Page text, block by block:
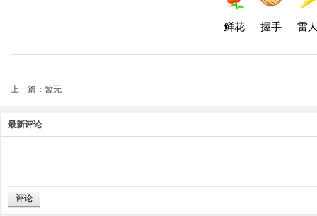
鲜花 握手 雷
上一篇：暂无
最新评论
评论